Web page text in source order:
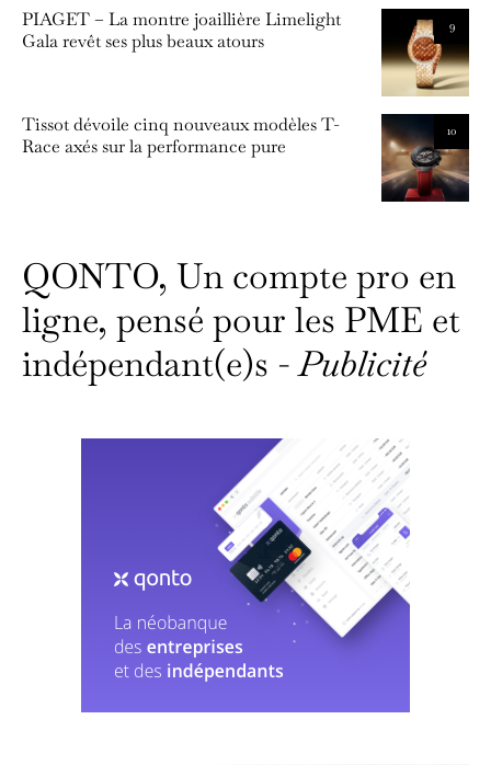
9
PIAGET – La montre joaillière Limelight
Gala revêt ses plus beaux atours
10
Tissot dévoile cinq nouveaux modèles T-
Race axés sur la performance pure
QONTO, Un compte pro en
ligne, pensé pour les PME et
indépendant(e)s -Publicité